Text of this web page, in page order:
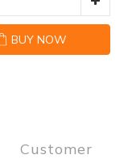
BUY NOW
Customer